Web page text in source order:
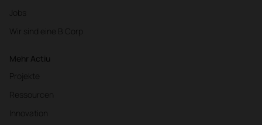
Jobs
Wir sind eine B Corp
Mehr Actiu
Projekte
Ressourcen
Innovation